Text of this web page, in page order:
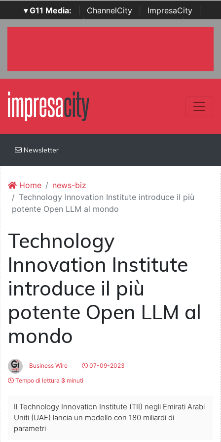
▾ G11 Media: ChannelCity ImpresaCity
SecurityOpenLab | Italian Channel Awards | Italian
Newsletter
Home
news-biz
Technology Innovation Institute introduce il più
potente Open LLM al mondo
Technology
Innovation Institute
introduce il più
potente Open LLM al
mondo
Business Wire
07-09-2023
Tempo di lettura 3 minuti
Il Technology Innovation Institute (TII) negli Emirati Arabi
Uniti (UAE) lancia un modello con 180 miliardi di
parametri